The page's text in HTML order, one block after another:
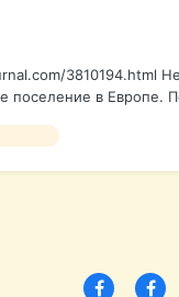
3810194.html
поселение в Европе.